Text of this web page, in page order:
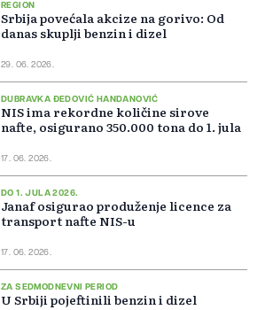
REGION
Srbija povećala akcize na gorivo: Od
danas skuplji benzin i dizel
29. 06. 2026.
DUBRAVKA ĐEDOVIĆ HANDANOVIĆ
NIS ima rekordne količine sirove
nafte, osigurano 350.000 tona do 1. jula
17. 06. 2026.
DO 1. JULA 2026.
Janaf osigurao produženje licence za
transport nafte NIS-u
17. 06. 2026.
ZA SEDMODNEVNI PERIOD
U Srbiji pojeftinili benzin i dizel